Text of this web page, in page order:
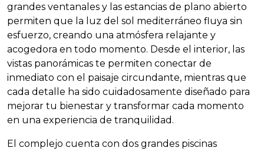
grandes ventanales y las estancias de plano abierto
permiten que la luz del sol mediterráneo fluya sin
esfuerzo, creando una atmósfera relajante y
acogedora en todo momento. Desde el interior, las
vistas panorámicas te permiten conectar de
inmediato con el paisaje circundante, mientras que
cada detalle ha sido cuidadosamente diseñado para
mejorar tu bienestar y transformar cada momento
en una experiencia de tranquilidad.
El complejo cuenta con dos grandes piscinas